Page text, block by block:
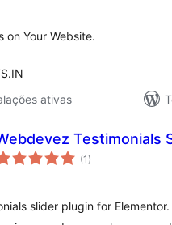
on Your Website.
ativas
Testimonials
(1 total
de
)
slider plugin for